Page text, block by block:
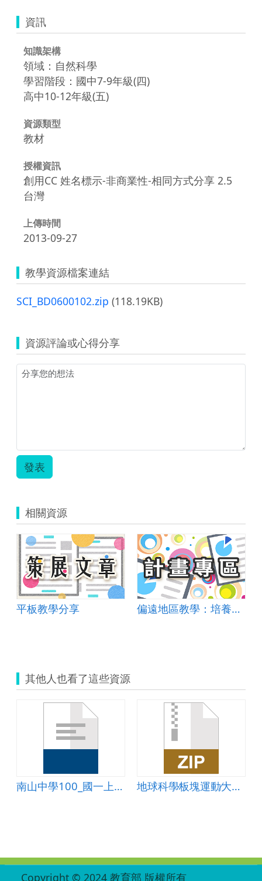
資訊
知識架構
領域：自然科學
學習階段：國中7-9年級(四)
高中10-12年級(五)
資源類型
教材
授權資訊
創用CC 姓名標示-非商業性-相同方式分享 2.5
台灣
上傳時間
2013-09-27
教學資源檔案連結
SCI_BD0600102.zip (118.19KB)
資源評論或心得分享
發表
相關資源
平板教學分享 偏遠地區教學：培養道德實踐與公民意識素養
其他人也看了這些資源
南山中學100_國一上習作_第三章海岸與島嶼 地球科學∕板塊運動∕大陸漂移學說-陸相化石
Copyright © 2024 教育部 版權所有